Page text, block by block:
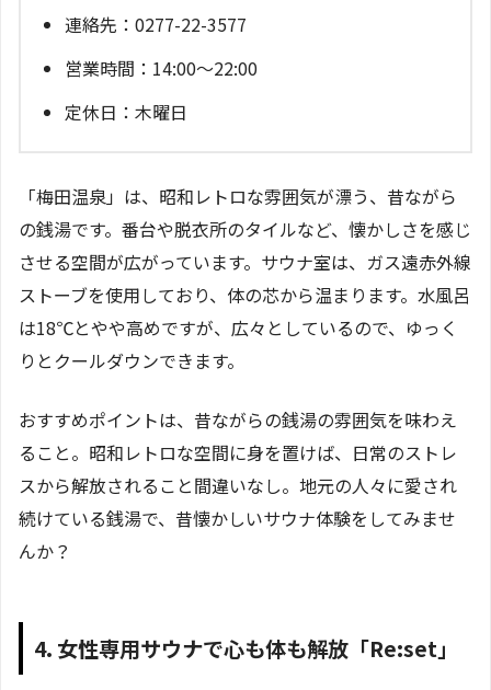
連絡先：0277-22-3577
営業時間：14:00～22:00
定休日：木曜日
「梅田温泉」は、昭和レトロな雰囲気が漂う、昔ながら
の銭湯です。番台や脱衣所のタイルなど、懐かしさを感じ
させる空間が広がっています。サウナ室は、ガス遠赤外線
ストーブを使用しており、体の芯から温まります。水風呂
は18℃とやや高めですが、広々としているので、ゆっく
りとクールダウンできます。
おすすめポイントは、昔ながらの銭湯の雰囲気を味わえ
ること。昭和レトロな空間に身を置けば、日常のストレ
スから解放されること間違いなし。地元の人々に愛され
続けている銭湯で、昔懐かしいサウナ体験をしてみませ
んか？
4. 女性専用サウナで心も体も解放「Re:set」